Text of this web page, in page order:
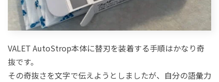
VALET AutoStrop本体に替刃を装着する手順はかなり奇
抜です。
その奇抜さを文字で伝えようとしましたが、自分の語彙力